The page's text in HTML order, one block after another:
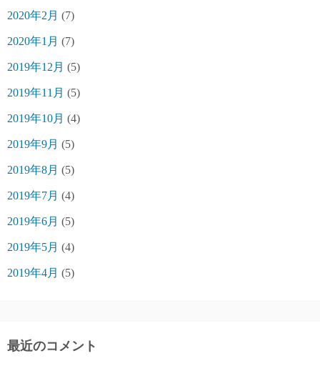
2020年2月 (7)
2020年1月 (7)
2019年12月 (5)
2019年11月 (5)
2019年10月 (4)
2019年9月 (5)
2019年8月 (5)
2019年7月 (4)
2019年6月 (5)
2019年5月 (4)
2019年4月 (5)
最近のコメント